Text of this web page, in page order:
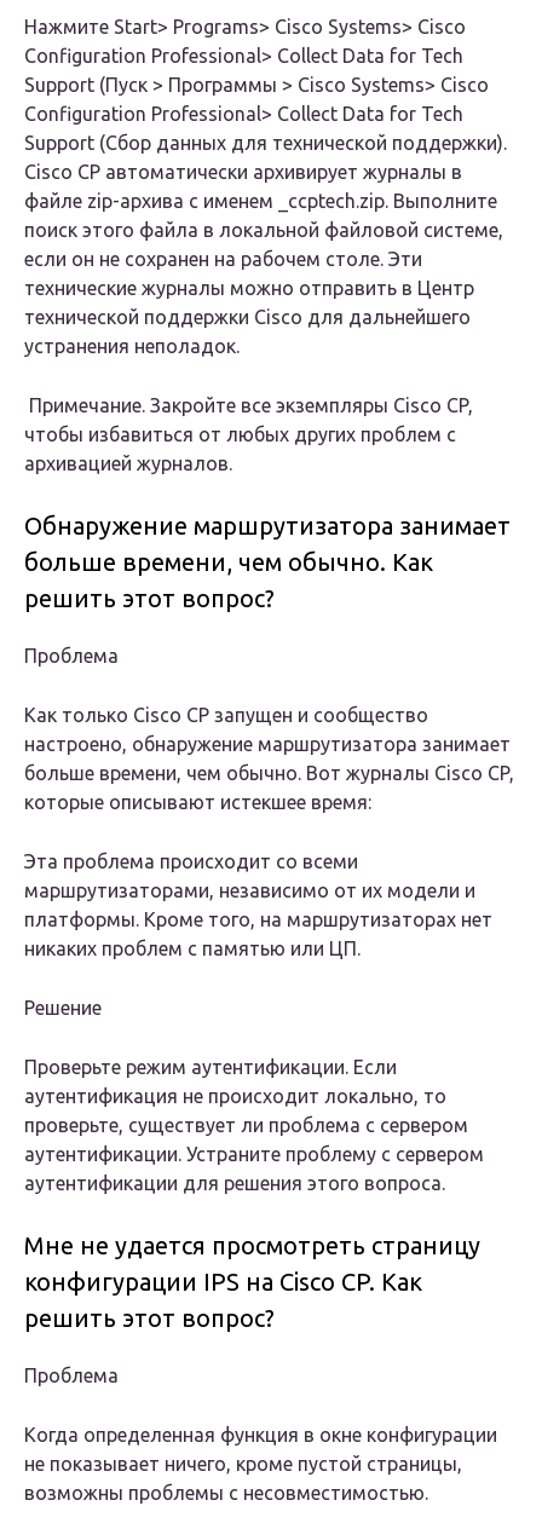
Нажмите Start> Programs> Cisco Systems> Cisco
Configuration Professional> Collect Data for Tech
Support (Пуск > Программы > Cisco Systems> Cisco
Configuration Professional> Collect Data for Tech
Support (Сбор данных для технической поддержки).
Cisco CP автоматически архивирует журналы в
файле zip-архива с именем _ccptech.zip. Выполните
поиск этого файла в локальной файловой системе,
если он не сохранен на рабочем столе. Эти
технические журналы можно отправить в Центр
технической поддержки Cisco для дальнейшего
устранения неполадок.
Примечание. Закройте все экземпляры Cisco CP,
чтобы избавиться от любых других проблем с
архивацией журналов.
Обнаружение маршрутизатора занимает
больше времени, чем обычно. Как
решить этот вопрос?
Проблема
Как только Cisco CP запущен и сообщество
настроено, обнаружение маршрутизатора занимает
больше времени, чем обычно. Вот журналы Cisco CP,
которые описывают истекшее время:
Эта проблема происходит со всеми
маршрутизаторами, независимо от их модели и
платформы. Кроме того, на маршрутизаторах нет
никаких проблем с памятью или ЦП.
Решение
Проверьте режим аутентификации. Если
аутентификация не происходит локально, то
проверьте, существует ли проблема с сервером
аутентификации. Устраните проблему с сервером
аутентификации для решения этого вопроса.
Мне не удается просмотреть страницу
конфигурации IPS на Cisco CP. Как
решить этот вопрос?
Проблема
Когда определенная функция в окне конфигурации
не показывает ничего, кроме пустой страницы,
возможны проблемы с несовместимостью.